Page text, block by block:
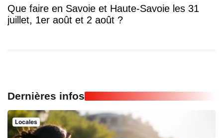
Que faire en Savoie et Haute-Savoie les 31
juillet, 1er août et 2 août ?
Dernières infos
Locales